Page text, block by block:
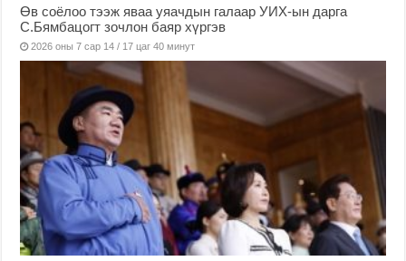
Өв соёлоо тээж яваа уяачдын галаар УИХ-ын дарга
С.Бямбацогт зочлон баяр хүргэв
2026 оны 7 сар 14 / 17 цаг 40 минут